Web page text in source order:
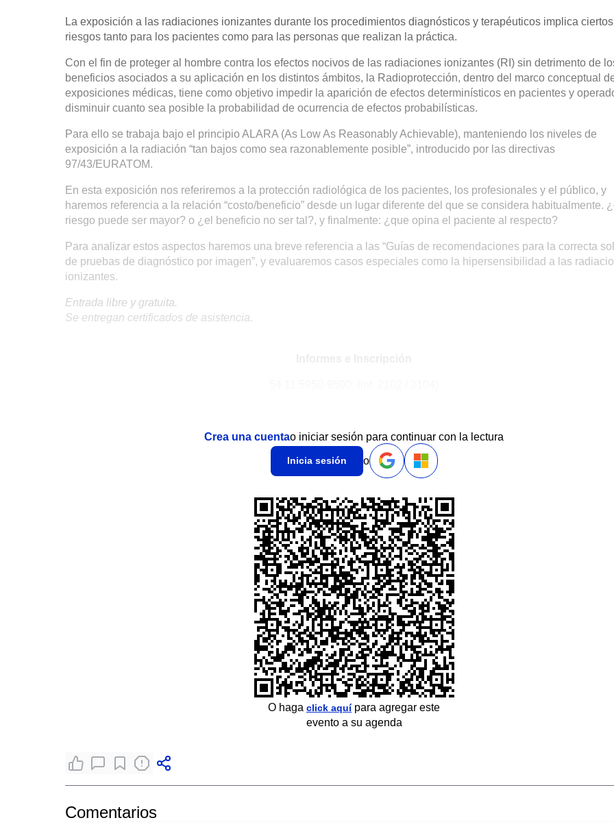
La exposición a las radiaciones ionizantes durante los procedimientos diagnósticos y terapéuticos implica ciertos
riesgos tanto para los pacientes como para las personas que realizan la práctica.
Con el fin de proteger al hombre contra los efectos nocivos de las radiaciones ionizantes (RI) sin detrimento de
beneficios asociados a su aplicación en los distintos ámbitos, la Radioprotección, dentro del marco conceptual
exposiciones médicas, tiene como objetivo impedir la aparición de efectos determinísticos en pacientes y
disminuir cuanto sea posible la probabilidad de ocurrencia de efectos probabilísticas.
Para ello se trabaja bajo el principio ALARA (As Low As Reasonably Achievable), manteniendo los niveles de
exposición a la radiación “tan bajos como sea razonablemente posible”, introducido por las directivas
97/43/EURATOM.
En esta exposición nos referiremos a la protección radiológica de los pacientes, los profesionales y el público, y
haremos referencia a la relación “costo/beneficio” desde un lugar diferente del que se considera habitualmente.
riesgo puede ser mayor? o ¿el beneficio no ser tal?, y finalmente: ¿que opina el paciente al respecto?
Para analizar estos aspectos haremos una breve referencia a las “Guías de recomendaciones para la correcta
de pruebas de diagnóstico por imagen”, y evaluaremos casos especiales como la hipersensibilidad a las
ionizantes.
Entrada libre y gratuita.
Se entregan certificados de asistencia.
Crea una cuentao iniciar sesión para continuar con la lectura
Inicia sesión o
O haga click aquípara agregar este
evento a su agenda
Comentarios